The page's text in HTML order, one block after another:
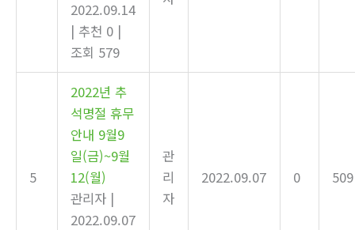
2022.09.14
| 추천 0 |
조회 579
5
2022년 추
석명절 휴무
안내 9월9
일(금)~9월
12(월)
관리자 |
2022.09.07
관
리
자
2022.09.07 0 509